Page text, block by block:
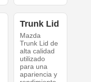
Trunk Lid
Mazda
Trunk Lid de
alta calidad
utilizado
para una
apariencia y